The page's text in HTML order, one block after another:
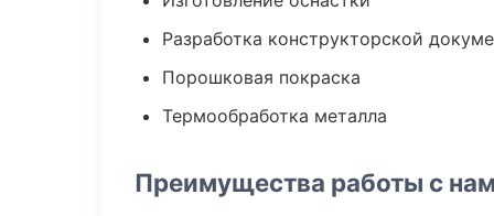
Разработка конструкторской
Порошковая покраска
Термообработка металла
Преимущества работы с